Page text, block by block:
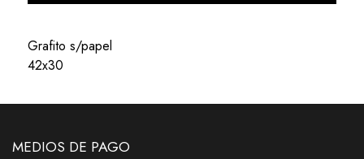
Grafito s/papel
42x30
MEDIOS DE PAGO